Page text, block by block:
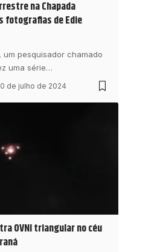
na Chapada
fotografias de Edie
um pesquisador chamado
uma série…
de julho de 2024
OVNI triangular no céu